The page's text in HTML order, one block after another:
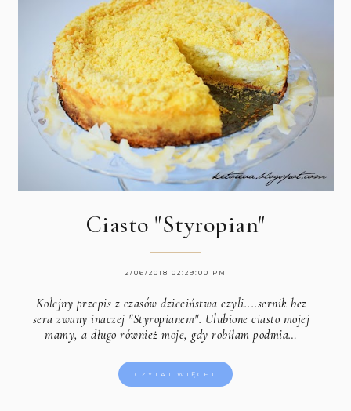
Ciasto "Styropian"
2/06/2018 02:29:00 PM
Kolejny przepis z czasów dzieciństwa czyli....sernik bez
sera zwany inaczej "Styropianem". Ulubione ciasto mojej
mamy, a długo również moje, gdy robiłam podmia…
CZYTAJ WIĘCEJ